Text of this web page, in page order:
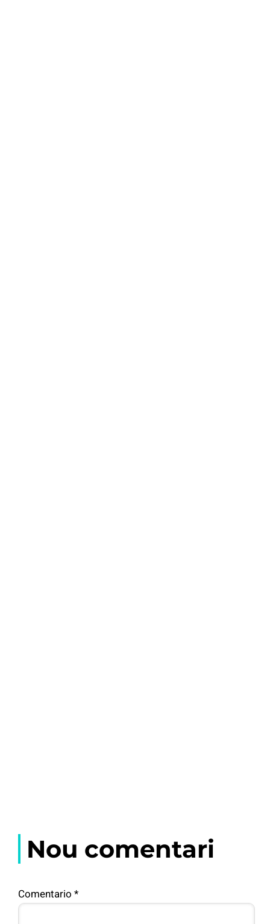
Nou comentari
Comentario *